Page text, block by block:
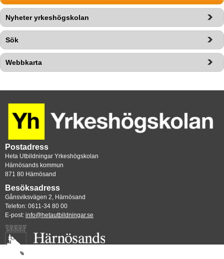
Nyheter yrkeshögskolan
Sök
Webbkarta
Postadress
Heta Utbildningar Yrkeshögskolan
Härnösands kommun
871 80 Härnösand
Besöksadress
Gånsviksvägen 2, Härnösand
Telefon: 0611-34 80 00
E-post: info@hetautbildningar.se